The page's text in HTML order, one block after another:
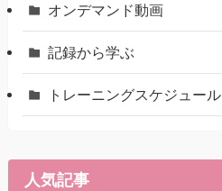
オンデマンド動画
記録から学ぶ
トレーニングスケジュール
人気記事